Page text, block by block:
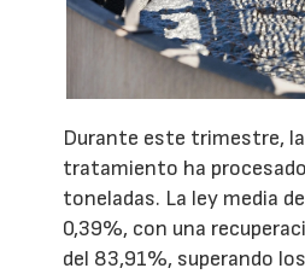
Durante este trimestre,
tratamiento ha
toneladas. La ley media
0,39%, con una
del 83,91%, superando